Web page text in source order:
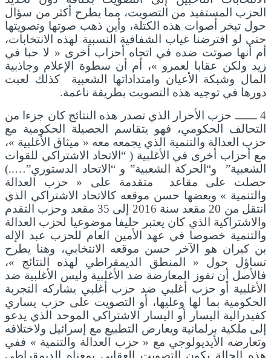
الحزب المستفيد من التصويت، مما يطرح أكثر من سؤال
حول تبخر أصوات هذه الكتلة، وأين ذهب صوتها وتصويتها
حتى لو افترضنا غياب الشفافية النسبية لهذه الانتخابات،
أم أنها صوتت ضده في اتجاه أحزاب أخرى « لا حبا في
زيد ولكن عقابا لعمرو »، أم أن سطوة الإعلام وجاذبية
المال وشبكة الأعيان وامتداداتها الشعبية كذلك لعبت
دورها في توجيه هذه التصويت بطريقة ناعمة.
4 ــــــ حزب الأحرار الذي تصدر هذه النتائج كان جزءا من
التحالف الحكومي، فهو يتقاسم الحصيلة الحكومية مع
حزب العدالة والتنمية الذي يجمعه معه « ميثاق الأغلبية »،
مع أحزاب أخرى في الأغلبية ( “الاتحاد الاشتراكي للقوات
الشعبية” و“الحركة الشعبية” و “الاتحاد الدستوري”…..)
حصلت على مقاعد متقدمة على « حزب العدالة
والتنمية » وبعضها حسن موقعه كالاتحاد الاشتراكي الذي
انتقل من 20 مقعد سنة 2016 إلى 35 مقعد وحزب التقدم
والاشتراكية الذي كان يعتبر حليفا موضوعيا لحزب العدالة
والتنمية خصوصا في عهد الأمين العام للحزب عبد الإله
بن كيران هو الآخر حسن موقعه الانتخابي، وهنا يطرح
تساؤل حول « المنطق الديمقراطي لهذه النتائج »،
فالأصل أن تفوز المعارضة ضد الأغلبية وليس الأغلبية ضد
الأغلبية أو حزب أغلبي ضد حزب أغلبي يشاركه التجربة
الحكومية بما لها وعليها، أو التصويت على حزب يساري
كفيدرالية اليسار أو اليسار الاشتراكي الموحد الذي يدعو
إلى ملكية برلمانية ويعارض التطبيع مع إسرائيل ولاختلافه
وتعارضه الأيديولوجي مع « حزب العدالة والتنمية » ففي
هذه الحالة يكون التصويت العقابي بمعناه الديمقراطي